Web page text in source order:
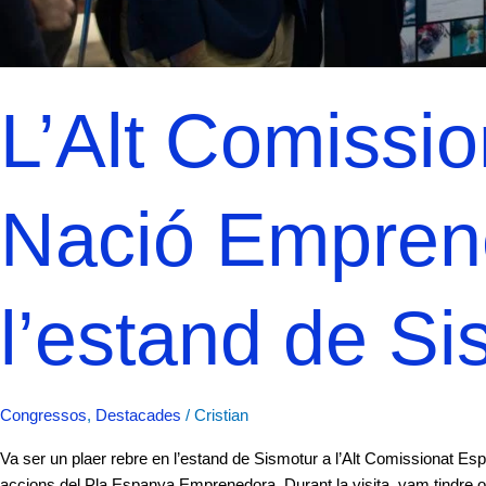
L’Alt
Nació
l’estand de
Congressos, Destacades / Cristian
Va ser un plaer rebre en l’estand de Sismotur a l’Alt Comissionat